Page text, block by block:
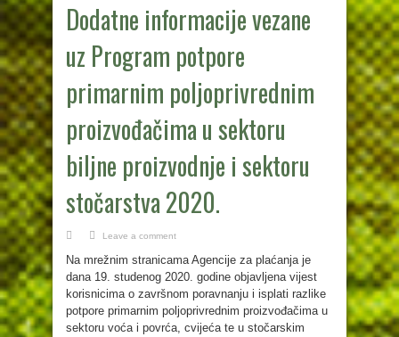
Dodatne informacije vezane
uz Program potpore
primarnim poljoprivrednim
proizvođačima u sektoru
biljne proizvodnje i sektoru
stočarstva 2020.
Leave a comment
Na mrežnim stranicama Agencije za plaćanja je
dana 19. studenog 2020. godine objavljena vijest
korisnicima o završnom poravnanju i isplati razlike
potpore primarnim poljoprivrednim proizvođačima u
sektoru voća i povrća, cvijeća te u stočarskim